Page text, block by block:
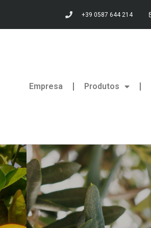
+39 0587 644 214
Empresa Produtos